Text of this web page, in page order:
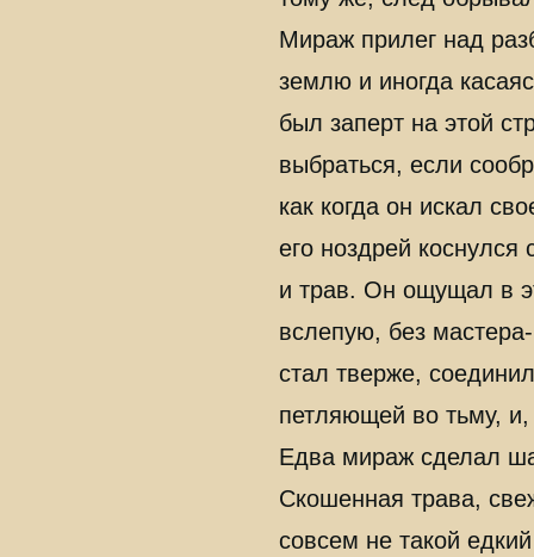
Мираж прилег над
землю и иногда
был заперт на этой
выбраться, если
как когда он искал
его ноздрей коснулся
и трав. Он ощущал в
вслепую, без
стал тверже,
петляющей во тьму,
Едва мираж сделал
Скошенная трава,
совсем не такой